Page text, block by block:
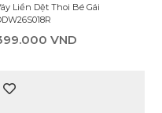
Liền Dệt Thoi Bé Gái
VND